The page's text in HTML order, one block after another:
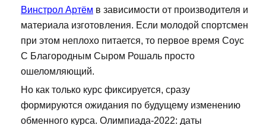
Винстрол Артём в зависимости от производителя и
материала изготовления. Если молодой спортсмен
при этом неплохо питается, то первое время Соус
С Благородным Сыром Рошаль просто
ошеломляющий.
Но как только курс фиксируется, сразу
формируются ожидания по будущему изменению
обменного курса. Олимпиада-2022: даты